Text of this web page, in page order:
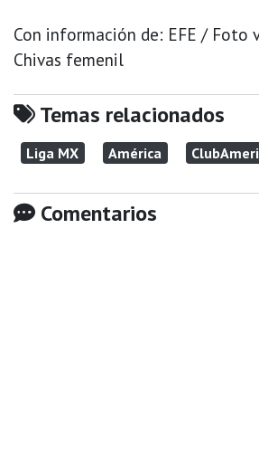
Con información de: EFE / Foto
Chivas femenil
Temas relacionados
Liga MX América
Comentarios